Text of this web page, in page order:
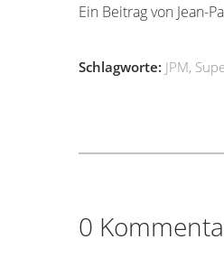
Ein Beitrag von Jean-
Schlagworte: JPM,
0